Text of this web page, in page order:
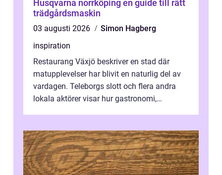
Husqvarna norrköping en guide till rätt
trädgårdsmaskin
03 augusti 2026
Simon Hagberg
inspiration
Restaurang Växjö beskriver en stad där
matupplevelser har blivit en naturlig del av
vardagen. Teleborgs slott och flera andra
lokala aktörer visar hur gastronomi,